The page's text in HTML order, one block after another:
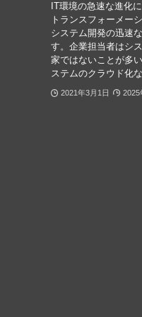
IT環境の急速な進化
トランスフォーメー
システム開発の迅速
す。企業担当者はシ
家ではないことが多
ステムのクラウド化
2021年3月1日 2025